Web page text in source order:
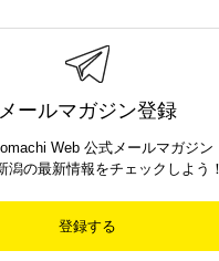
メールマガジン登録
Web 公式メールマガジン
潟の最新情報をチェックしよう！
登録する